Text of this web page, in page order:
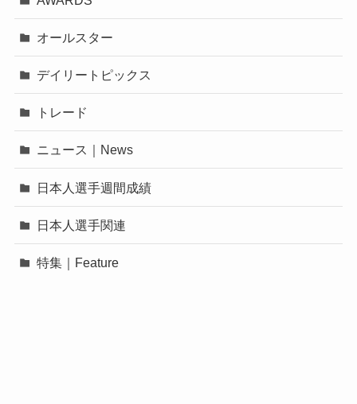
オールスター
デイリートピックス
トレード
ニュース｜News
日本人選手週間成績
日本人選手関連
特集｜Feature